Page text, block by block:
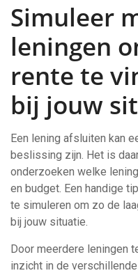
Simuleer
leningen
rente te
bij jouw
Een lening afsluiten kan
beslissing zijn. Het is
onderzoeken welke
en budget. Een handige
te simuleren om zo de
bij jouw situatie.
Door meerdere leningen
inzicht in de